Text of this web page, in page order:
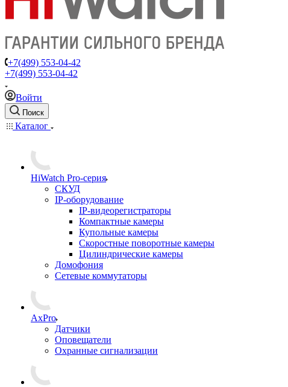
+7(499) 553-04-42
+7(499) 553-04-42
Войти
Поиск
Каталог
HiWatch Pro-серия
CКУД
IP-оборудование
IP-видеорегистраторы
Компактные камеры
Купольные камеры
Скоростные поворотные камеры
Цилиндрические камеры
Домофония
Сетевые коммутаторы
AxPro
Датчики
Оповещатели
Охранные сигнализации